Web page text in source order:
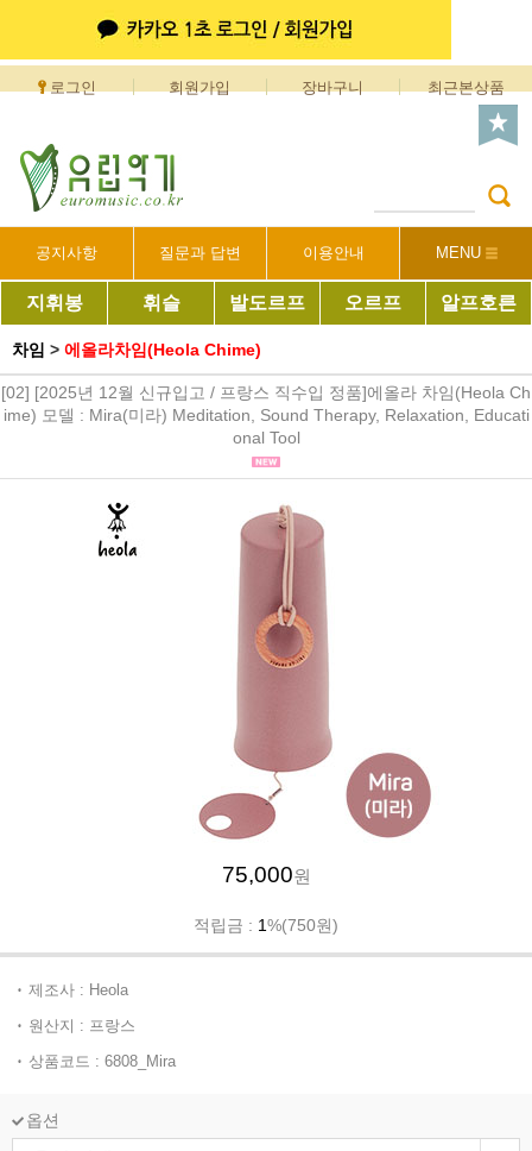
로그인 회원가입 장바구니 최근본상품
공지사항 질문과 답변 이용안내 MENU
지휘봉 휘슬 발도르프 오르프 알프호른
차임 > 에올라차임(Heola Chime)
[02] [2025년 12월 신규입고 / 프랑스 직수입 정품]에올라 차임(Heola Ch
ime) 모델 : Mira(미라) Meditation, Sound Therapy, Relaxation, Educati
onal Tool
75,000원
적립금 : 1%(750원)
제조사 : Heola
원산지 : 프랑스
상품코드 : 6808_Mira
옵션